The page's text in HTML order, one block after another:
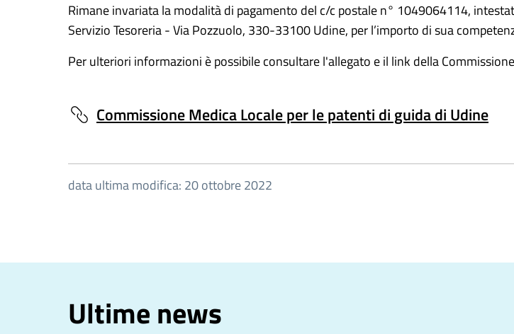
Rimane invariata la modalità di pagamento del c/c postale n° 1049064114,
Servizio Tesoreria - Via Pozzuolo, 330-33100 Udine, per l’importo di sua
Per ulteriori informazioni è possibile consultare l'allegato e il link della
Commissione Medica Locale per le patenti di guida di Udine
data ultima modifica: 20 ottobre 2022
Ultime news